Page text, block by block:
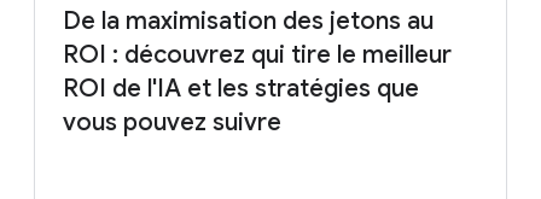
De la maximisation des jetons au
ROI : découvrez qui tire le meilleur
ROI de l'IA et les stratégies que
vous pouvez suivre